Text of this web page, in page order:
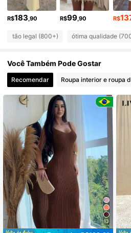
4,86 10K Seguidores
10K Seguidores
4,86 10K Seguidores
4,86 10K Seguidores
10K Seguidores
R$183 ,90 R$99 ,90 R$
tão legal (800+) ótima qualidade
Você Também Pode Gostar
Recomendar Roupa interior e roupa
13